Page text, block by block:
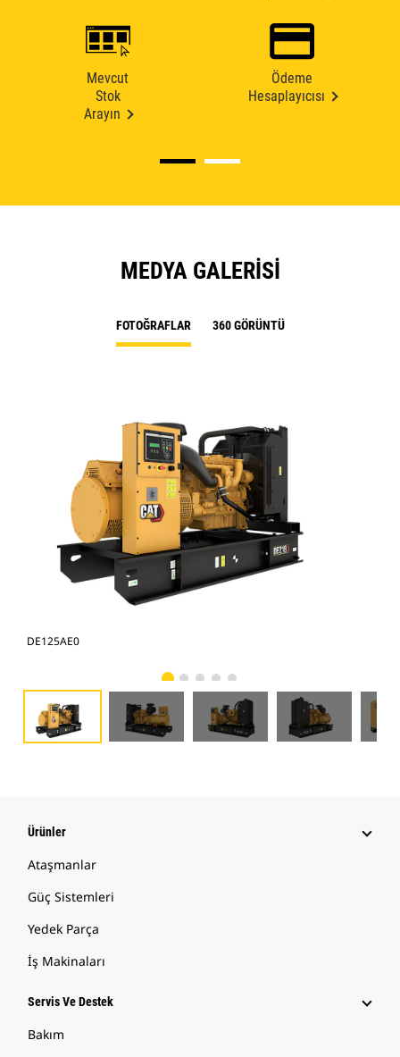
Mevcut
Stok
Arayın
Ödeme
Hesaplayıcısı
MEDYA GALERISI
FOTOĞRAFLAR 360 GÖRÜNTÜ
DE125AE0
Ürünler
Ataşmanlar
Güç Sistemleri
Yedek Parça
İş Makinaları
Servis Ve Destek
Bakım